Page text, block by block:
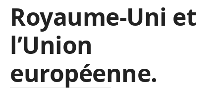
Royaume-Uni et
l’Union
européenne.